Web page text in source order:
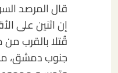
قال المرصد
إن اثنين على
قُتلا بالقرب
جنوب دمشق،